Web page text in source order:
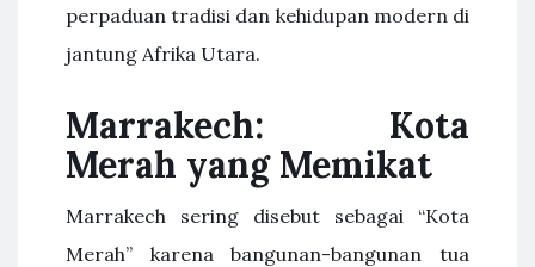
perpaduan tradisi dan kehidupan modern di
jantung Afrika Utara.
Marrakech: Kota
Merah yang Memikat
Marrakech sering disebut sebagai “Kota
Merah” karena bangunan-bangunan tua